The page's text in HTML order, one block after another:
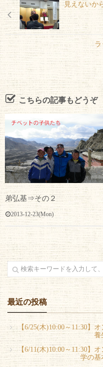
見えないか
こちらの記事もどうぞ
弟弘基⇒その２
2013-12-23(Mon)
最近の投稿
【6/25(木)10:00～11:30】
養
【6/11(木)10:00～11:30】
学の基